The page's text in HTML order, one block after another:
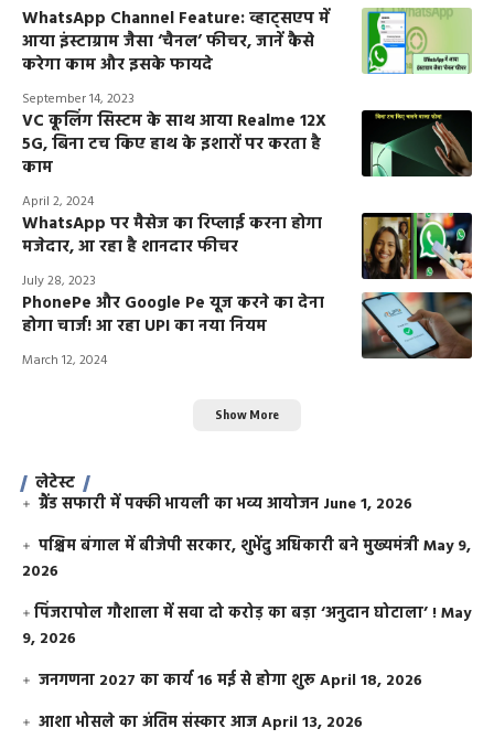
WhatsApp Channel Feature: व्हाट्सएप में
आया इंस्टाग्राम जैसा ‘चैनल’ फीचर, जानें कैसे
करेगा काम और इसके फायदे
September 14, 2023
VC कूलिंग सिस्टम के साथ आया Realme 12X
5G, बिना टच किए हाथ के इशारों पर करता है
काम
April 2, 2024
WhatsApp पर मैसेज का रिप्लाई करना होगा
मजेदार, आ रहा है शानदार फीचर
July 28, 2023
PhonePe और Google Pe यूज करने का देना
होगा चार्ज! आ रहा UPI का नया नियम
March 12, 2024
Show More
लेटेस्ट
ग्रैंड सफारी में पक्की भायली का भव्य आयोजन June 1, 2026
पश्चिम बंगाल में बीजेपी सरकार, शुभेंदु अधिकारी बने मुख्यमंत्रीMay 9,
2026
​पिंजरापोल गौशाला में सवा दो करोड़ का बड़ा ‘अनुदान घोटाला’ !May
9, 2026
जनगणना 2027 का कार्य 16 मई से होगा शुरूApril 18, 2026
आशा भोसले का अंतिम संस्कार आजApril 13, 2026